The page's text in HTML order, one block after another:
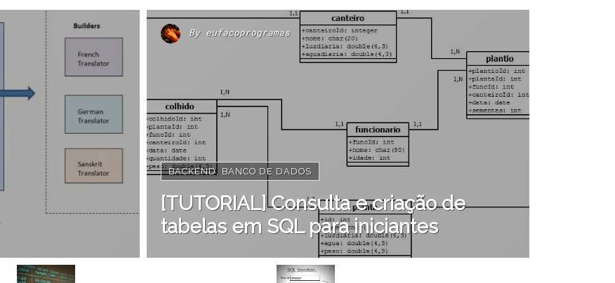
By eufacoprogramas
BACKEND BANCO DE DADOS
[TUTORIAL] Consulta e criação de
tabelas em SQL para iniciantes